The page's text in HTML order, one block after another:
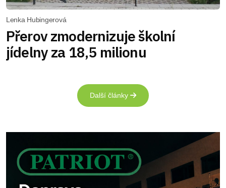
Lenka Hubingerová
Přerov zmodernizuje školní
jídelny za 18,5 milionu
Další články